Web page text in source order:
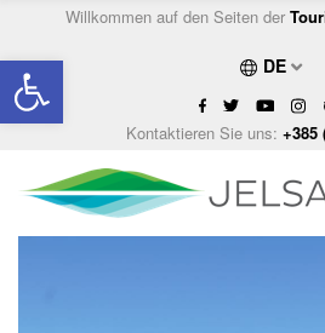
Open toolbar
Willkommen auf den Seiten der
DE
Kontaktieren Sie uns: +385